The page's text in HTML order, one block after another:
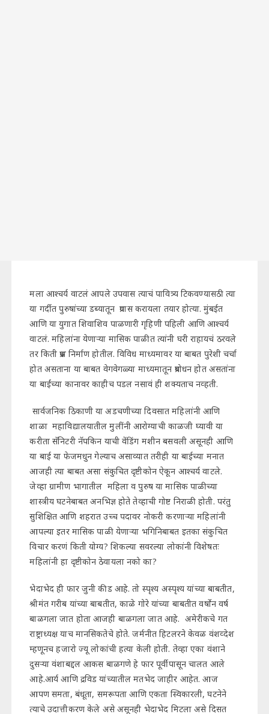
मला आश्चर्य वाटलं आपले उपवास त्याचं पावित्र्य टिकवण्यासठी त्या
या गर्दीत पुरुषांच्या डब्यातून प्रवास करायला तयार होत्या. मुंबईत
आणि या युगात शिवाशिव पाळणारी गृहिणी पहिली आणि आश्चर्य
वाटलं. महिलांना येणाऱ्या मासिक पाळीत त्यांनी घरी राहायचं ठरवले
तर किती प्रश्न निर्माण होतील. विविध माध्यमावर या बाबत पुरेशी चर्चा
होत असताना या बाबत वेगवेगळ्या माध्यमातून प्रबोधन होत असतांना
या बाईंच्या कानावर काहीच पडल नसावं ही शक्यताच नव्हती.
सार्वजनिक ठिकाणी या अडचणीच्या दिवसात महिलांनी आणि
शाळा महाविद्यालयातील मुलींनी आरोग्याची काळजी घ्यावी या
करीता सॅनिटरी नॅपकिन याची वेंडिंग मशीन बसवली असूनही आणि
या बाई या फेजमधुन गेल्याच असाव्यात तरीही या बाईच्या मनात
आजही त्या बाबत असा संकुचित दृष्टीकोन ऐकून आश्चर्य वाटले.
जेव्हा ग्रामीण भागातील महिला व पुरुष या मासिक पाळीच्या
शास्त्रीय घटनेबाबत अनभिज्ञ होते तेव्हाची गोष्ट निराळी होती. परंतु
सुशिक्षित आणि शहरात उच्च पदावर नोकरी करणाऱ्या महिलांनी
आपल्या इतर मासिक पाळी येणाऱ्या भगिनिबाबत इतका संकुचित
विचार करणं किती योग्य? शिकल्या सवरल्या लोकांनी विशेषतः
महिलांनी हा दृष्टीकोन ठेवायला नको का?
भेदाभेद ही फार जुनी कीड आहे. तो स्पृश्य अस्पृश्य यांच्या बाबतीत,
श्रीमंत गरीब यांच्या बाबतीत, काळे गोरे यांच्या बाबतीत वर्षोन वर्ष
बाळगला जात होता आजही बाळगला जात आहे. अमेरीकचे गत
राष्ट्राध्यक्ष याच मानसिकतेचे होते. जर्मनीत हिटलरने केवळ वंशव्देश
म्हणूनच हजारो ज्यू लोकांची हत्या केली होती. तेव्हा एका वंशाने
दुसऱ्या वंशाबद्दल आकस बाळगणे हे फार पूर्वीपासून चालत आले
आहे.आर्य आणि द्रविड यांच्यातील मतभेद जाहीर आहेत. आज
आपण समता, बंधूता, समरूपता आणि एकता स्विकारली, घटनेने
त्याचे उदात्तीकरण केले असे असूनही भेदाभेद मिटला असे दिसत